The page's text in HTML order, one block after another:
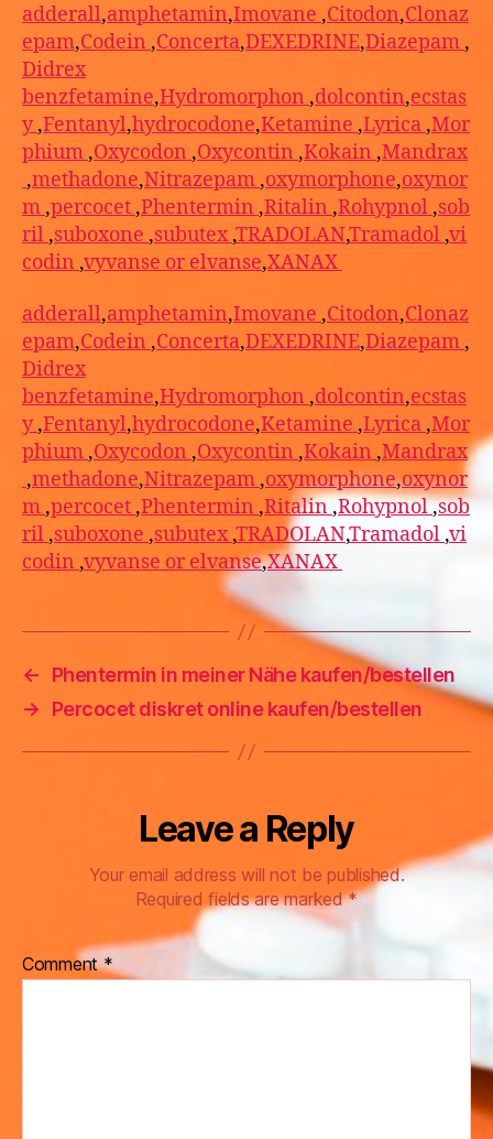
adderall,amphetamin,Imovane ,Citodon,Clonaz
epam,Codein ,Concerta,DEXEDRINE,Diazepam ,
Didrex
benzfetamine,Hydromorphon ,dolcontin,ecstas
y ,Fentanyl,hydrocodone,Ketamine ,Lyrica ,Mor
phium ,Oxycodon ,Oxycontin ,Kokain ,Mandrax
,methadone,Nitrazepam ,oxymorphone,oxynor
m ,percocet ,Phentermin ,Ritalin ,Rohypnol ,sob
ril ,suboxone ,subutex,TRADOLAN,Tramadol ,vi
codin ,vyvanse or elvanse,XANAX
adderall,amphetamin,Imovane ,Citodon,Clonaz
epam,Codein ,Concerta,DEXEDRINE,Diazepam ,
Didrex
benzfetamine,Hydromorphon ,dolcontin,ecstas
y ,Fentanyl,hydrocodone,Ketamine ,Lyrica ,Mor
phium ,Oxycodon ,Oxycontin ,Kokain ,Mandrax
,methadone,Nitrazepam ,oxymorphone,oxynor
m ,percocet ,Phentermin ,Ritalin,Rohypnol,sob
ril ,suboxone ,subutex,TRADOLAN,Tramadol ,vi
codin ,vyvanse or elvanse,XANAX
←
Phentermin in meiner Nähe kaufen/bestellen
→
Percocet diskret online kaufen/bestellen
Leave a Reply
Your email address will not be published.
Required fields are marked*
Comment*